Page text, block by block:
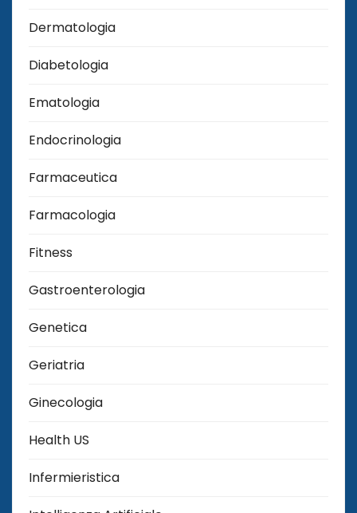
Dermatologia
Diabetologia
Ematologia
Endocrinologia
Farmaceutica
Farmacologia
Fitness
Gastroenterologia
Genetica
Geriatria
Ginecologia
Health US
Infermieristica